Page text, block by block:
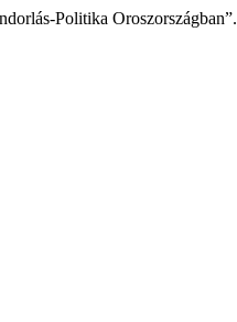
Politika Oroszországban”.